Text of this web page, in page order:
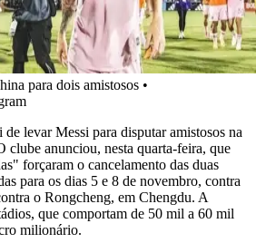
para dois amistosos •
levar Messi para disputar amistosos na
clube anunciou, nesta quarta-feira, que
forçaram o cancelamento das duas
para os dias 5 e 8 de novembro, contra
o Rongcheng, em Chengdu. A
que comportam de 50 mil a 60 mil
milionário.